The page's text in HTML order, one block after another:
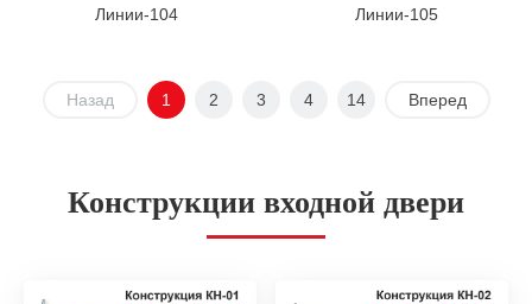
Линии-104 Линии-105
Назад 1 2 3 4 14 Вперед
Конструкции входной двери